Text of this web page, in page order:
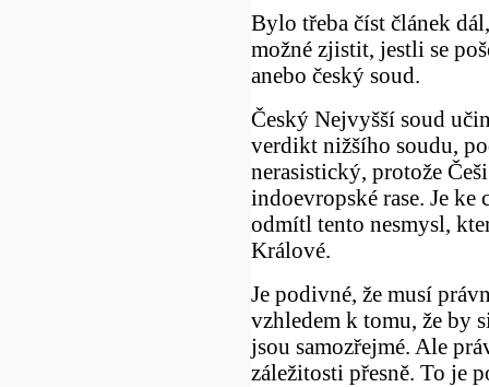
Bylo třeba číst článek
možné zjistit, jestli se
anebo český soud.
Český Nejvyšší soud
verdikt nižšího soudu,
nerasistický, protože
indoevropské rase. Je ke
odmítl tento nesmysl,
Králové.
Je podivné, že musí
vzhledem k tomu, že by
jsou samozřejmé. Ale
záležitosti přesně. To je